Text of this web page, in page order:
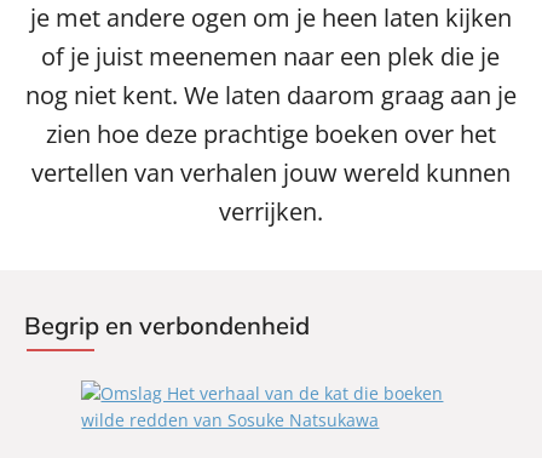
je met andere ogen om je heen laten kijken
of je juist meenemen naar een plek die je
nog niet kent. We laten daarom graag aan je
zien hoe deze prachtige boeken over het
vertellen van verhalen jouw wereld kunnen
verrijken.
Begrip en verbondenheid